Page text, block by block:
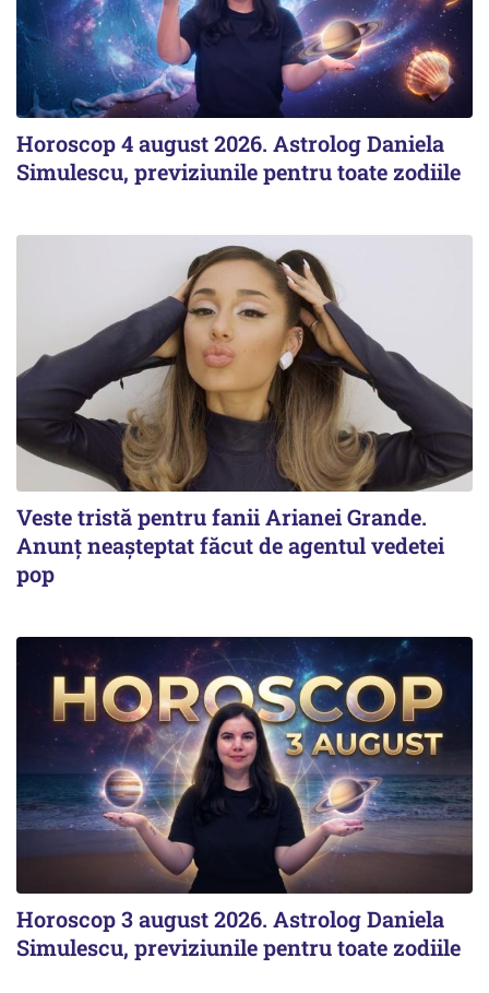
Horoscop 4 august 2026. Astrolog Daniela
Simulescu, previziunile pentru toate zodiile
Veste tristă pentru fanii Arianei Grande.
Anunț neașteptat făcut de agentul vedetei
pop
Horoscop 3 august 2026. Astrolog Daniela
Simulescu, previziunile pentru toate zodiile